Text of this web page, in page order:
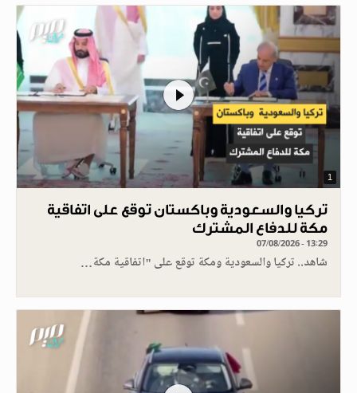
1
تركيا والسعودية وباكستان توقع على اتفاقية
مكة للدفاع المشترك
07/08/2026 - 13:29
شاهد.. تركيا والسعودية ومكة توقع على "اتفاقية مكة…